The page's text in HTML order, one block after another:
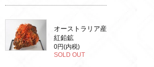
オーストラリア産
紅鉛鉱
0円(内税)
SOLD OUT